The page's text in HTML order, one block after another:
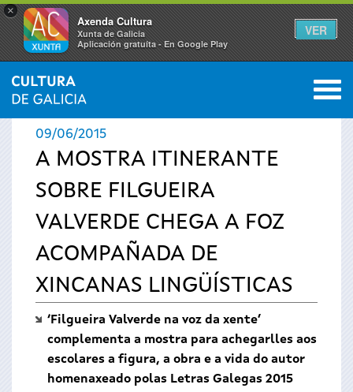
×
Axenda Cultura
Xunta de Galicia
Aplicación gratuíta - En Google Play
VER
Vostede
está
aquí
INICIO › ACTUALIDADE 0
09/06/2015
A MOSTRA ITINERANTE
SOBRE FILGUEIRA
VALVERDE CHEGA A FOZ
ACOMPAÑADA DE
XINCANAS LINGÜÍSTICAS
‘Filgueira Valverde na voz da xente’
complementa a mostra para achegarlles aos
escolares a figura, a obra e a vida do autor
homenaxeado polas Letras Galegas 2015